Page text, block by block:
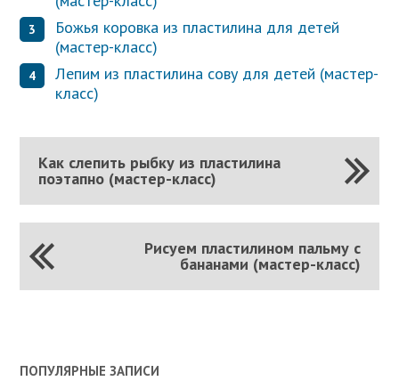
Божья коровка из пластилина для детей
(мастер-класс)
Лепим из пластилина сову для детей (мастер-
класс)
Как слепить рыбку из пластилина
поэтапно (мастер-класс)
Рисуем пластилином пальму с
бананами (мастер-класс)
ПОПУЛЯРНЫЕ ЗАПИСИ